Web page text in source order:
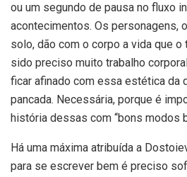
ou um segundo de pausa no fluxo
acontecimentos. Os personagens,
solo, dão com o corpo a vida que
sido preciso muito trabalho
ficar afinado com essa estética da
pancada. Necessária, porque é
história dessas com “bons modos
Há uma máxima atribuída a
para se escrever bem é preciso